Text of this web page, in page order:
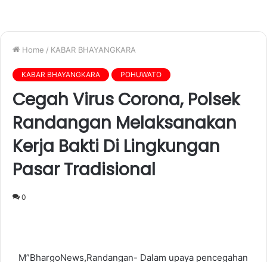
Home / KABAR BHAYANGKARA
KABAR BHAYANGKARA POHUWATO
Cegah Virus Corona, Polsek
Randangan Melaksanakan
Kerja Bakti Di Lingkungan
Pasar Tradisional
0
M”BhargoNews,Randangan- Dalam upaya pencegahan